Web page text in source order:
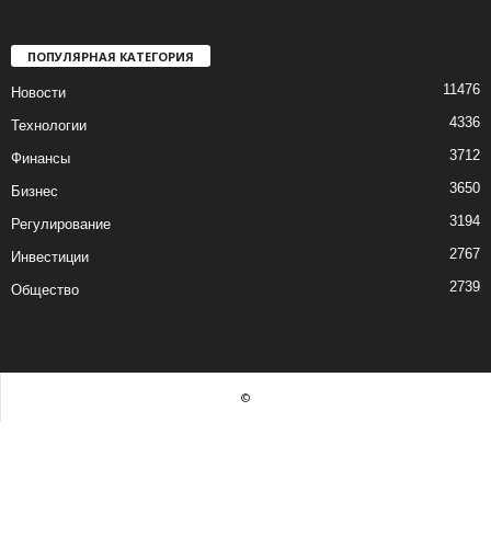
ПОПУЛЯРНАЯ КАТЕГОРИЯ
Новости 11476
Технологии 4336
Финансы 3712
Бизнес 3650
Регулирование 3194
Инвестиции 2767
Общество 2739
©